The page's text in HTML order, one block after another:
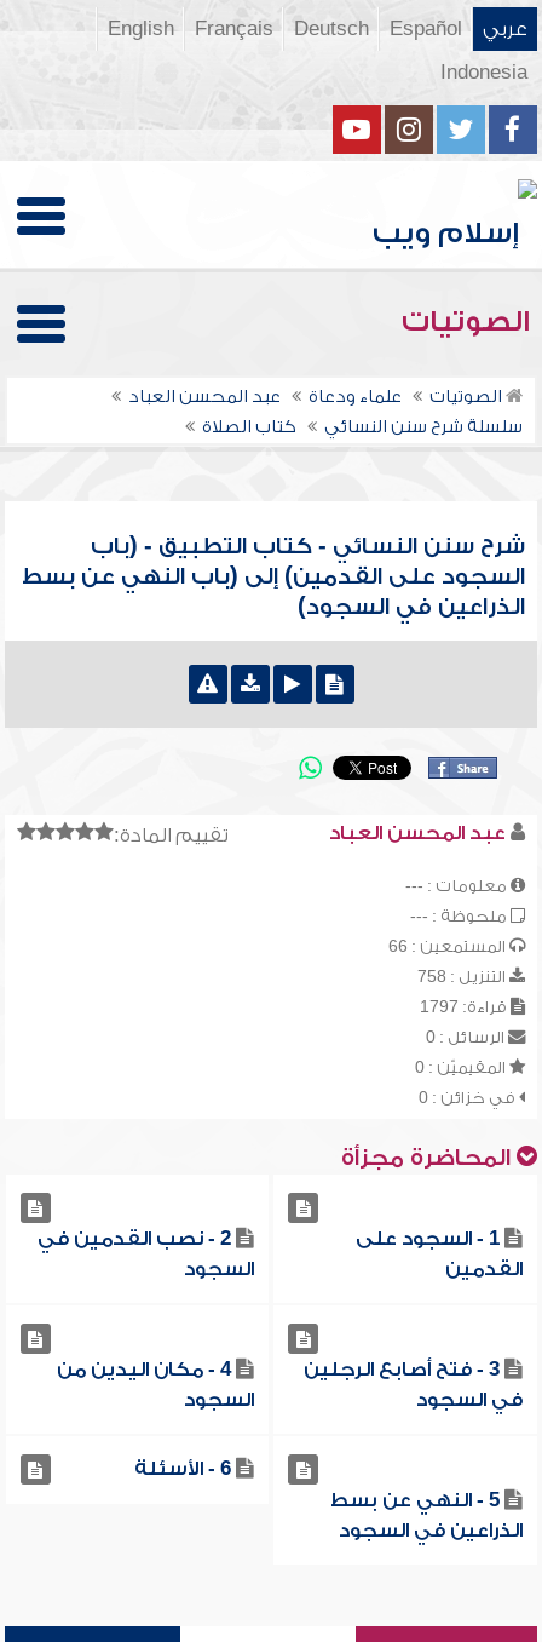
عربي Español
Deutsch
Français
English
Indonesia
الصوتيات
الصوتيات علماء ودعاة
عبد المحسن العباد
سلسلة شرح سنن النسائي
كتاب الصلاة
شرح سنن النسائي - كتاب التطبيق - (باب
السجود على القدمين) إلى (باب النهي عن بسط
الذراعين في السجود)
تقييم المادة: عبد المحسن العباد
معلومات : ---
ملحوظة : ---
المستمعين : 66
التنزيل : 758
قراءة: 1797
الرسائل : 0
المقيميّن : 0
في خزائن : 0
المحاضرة مجزأة
1 - السجود على
القدمين
2 - نصب القدمين في
السجود
3 - فتح أصابع الرجلين
في السجود
4 - مكان اليدين من
السجود
5 - النهي عن بسط
الذراعين في السجود
6 - الأسئلة